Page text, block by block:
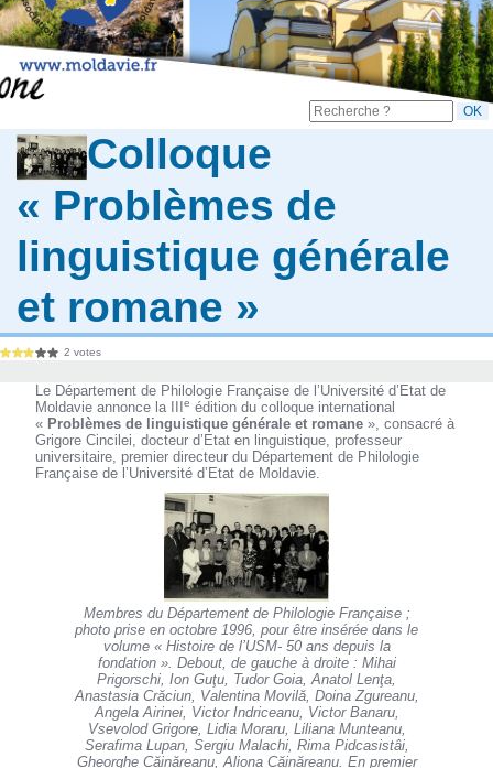
Colloque
« Problèmes de
linguistique générale
et romane »
2 votes
Le Département de Philologie Française de l’Université d’Etat de
Moldavie annonce la IIIe édition du colloque international
« Problèmes de linguistique générale et romane », consacré à
Grigore Cincilei, docteur d’Etat en linguistique, professeur
universitaire, premier directeur du Département de Philologie
Française de l’Université d’Etat de Moldavie.
Membres du Département de Philologie Française ;
photo prise en octobre 1996, pour être insérée dans le
volume « Histoire de l’USM- 50 ans depuis la
fondation ». Debout, de gauche à droite : Mihai
Prigorschi, Ion Guţu, Tudor Goia, Anatol Lenţa,
Anastasia Crăciun, Valentina Movilă, Doina Zgureanu,
Angela Airinei, Victor Indriceanu, Victor Banaru,
Vsevolod Grigore, Lidia Moraru, Liliana Munteanu,
Serafima Lupan, Sergiu Malachi, Rima Pidcasistâi,
Gheorghe Căinăreanu, Aliona Căinăreanu. En premier